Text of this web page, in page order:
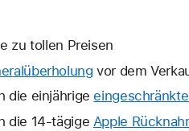
zu tollen Preisen
vor dem
die einjährige
die 14-tägige Apple